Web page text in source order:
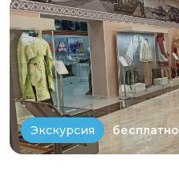
Экскурсия бесплатно